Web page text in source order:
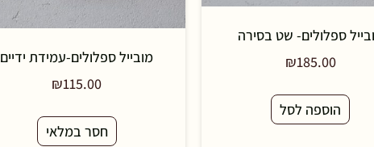
ספלולים- שט בסירה
₪185.00
הוספה לסל
מובייל ספלולים-עמידת ידיים
₪115.00
חסר במלאי